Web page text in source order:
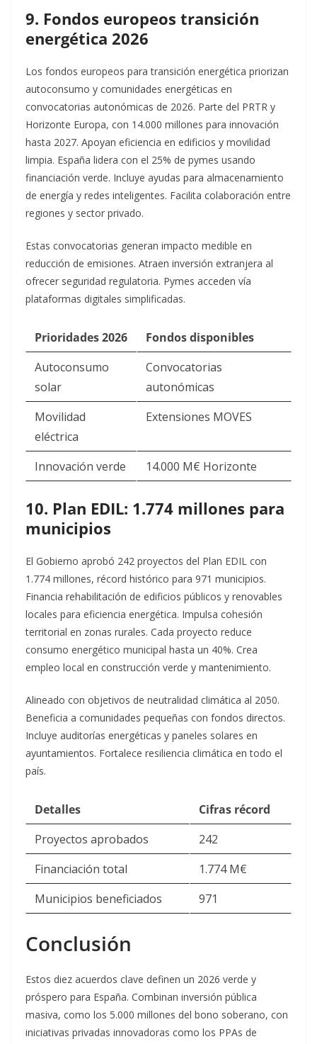
9. Fondos europeos transición
energética 2026
Los fondos europeos para transición energética priorizan
autoconsumo y comunidades energéticas en
convocatorias autonómicas de 2026. Parte del PRTR y
Horizonte Europa, con 14.000 millones para innovación
hasta 2027. Apoyan eficiencia en edificios y movilidad
limpia.​ España lidera con el 25% de pymes usando
financiación verde. Incluye ayudas para almacenamiento
de energía y redes inteligentes. Facilita colaboración entre
regiones y sector privado.​
Estas convocatorias generan impacto medible en
reducción de emisiones. Atraen inversión extranjera al
ofrecer seguridad regulatoria. Pymes acceden vía
plataformas digitales simplificadas.​
Prioridades 2026
Fondos disponibles
Autoconsumo
solar
Convocatorias
autonómicas ​
Movilidad
eléctrica
Extensiones MOVES
Innovación verde 14.000 M€ Horizonte ​
10. Plan EDIL: 1.774 millones para
municipios
El Gobierno aprobó 242 proyectos del Plan EDIL con
1.774 millones, récord histórico para 971 municipios.
Financia rehabilitación de edificios públicos y renovables
locales para eficiencia energética. Impulsa cohesión
territorial en zonas rurales.​ Cada proyecto reduce
consumo energético municipal hasta un 40%. Crea
empleo local en construcción verde y mantenimiento.
Alineado con objetivos de neutralidad climática al 2050.​
Beneficia a comunidades pequeñas con fondos directos.
Incluye auditorías energéticas y paneles solares en
ayuntamientos. Fortalece resiliencia climática en todo el
país.​
Detalles
Cifras récord
Proyectos aprobados
242 ​
Financiación total
1.774 M€
Municipios beneficiados
971
​Conclusión
Estos diez acuerdos clave definen un 2026 verde y
próspero para España. Combinan inversión pública
masiva, como los 5.000 millones del bono soberano, con
iniciativas privadas innovadoras como los PPAs de